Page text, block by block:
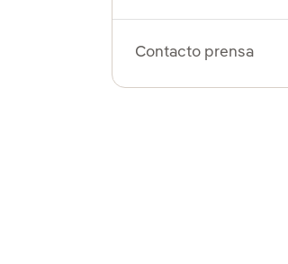
Contacto prensa